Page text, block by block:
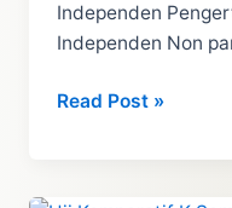
Independen
Independen Non
Uji
Read Post »